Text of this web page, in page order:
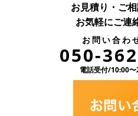
お見積り・ご相
お気軽にご連
お問い合わ
050-
電話受付/10:00